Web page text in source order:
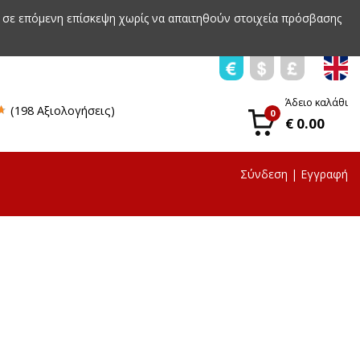
επόμενη επίσκεψη χωρίς να απαιτηθούν στοιχεία πρόσβασης
(198 Αξιολογήσεις) 0
Άδειο καλάθι
€ 0.00
Σύνδεση | Εγγραφή